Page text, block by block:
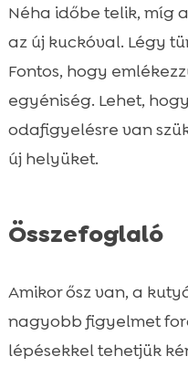
Néha időbe telik, míg
az új kuckóval. Légy
Fontos, hogy
egyéniség. Lehet,
odafigyelésre van
új helyüket.
Összefoglaló
Amikor ősz van, a
nagyobb figyelmet
lépésekkel tehetjük